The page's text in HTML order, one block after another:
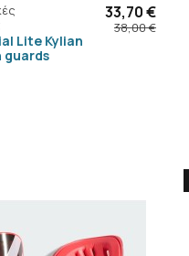
Lite Kylian
guards
33,70 €
38,00 €